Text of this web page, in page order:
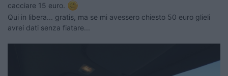
cacciare 15 euro.
Qui in libera... gratis, ma se mi avessero chiesto 50 euro glieli
avrei dati senza fiatare...